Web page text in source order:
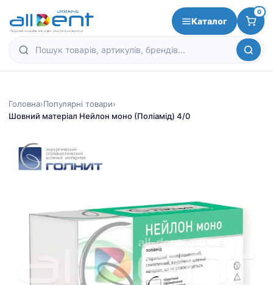
Каталог
0
Головна›Популярні товари›
Шовний матеріал Нейлон моно (Поліамід) 4/0